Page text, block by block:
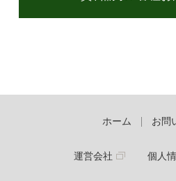
ホーム お問
運営会社 個人